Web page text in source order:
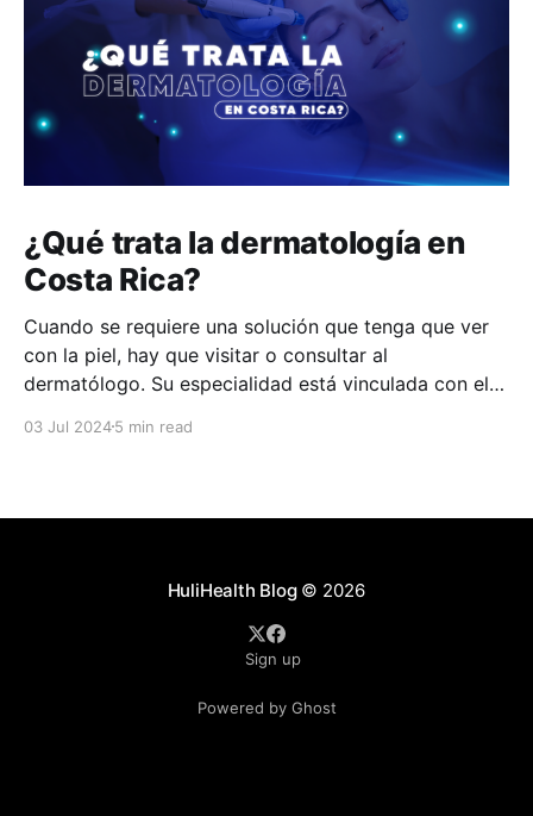
¿Qué trata la dermatología en
Costa Rica?
Cuando se requiere una solución que tenga que ver
con la piel, hay que visitar o consultar al
dermatólogo. Su especialidad está vinculada con el
enfermedades de la piel, el cabello, las uñas y las
03 Jul 20245 min read
HuliHealth Blog© 2026
Sign up
Powered by Ghost